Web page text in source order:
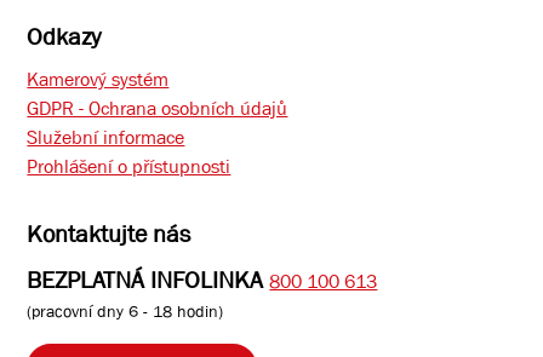
Odkazy
Kamerový systém
GDPR - Ochrana osobních údajů
Služební informace
Prohlášení o přístupnosti
Kontaktujte nás
BEZPLATNÁ INFOLINKA 800 100 613
(pracovní dny 6 - 18 hodin)